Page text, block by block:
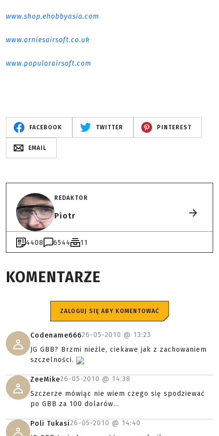
www.shop.ehobbyasia.com
www.arniesairsoft.co.uk
www.popularairsoft.com
FACEBOOK TWITTER PINTEREST
EMAIL
REDAKTOR
Piotr
4408 6544 11
KOMENTARZE
ZALOGUJ SIĘ ABY KOMENTOWAĆ
Codename66626-05-2010 @ 13:23
JG GBB? Brzmi nieźle, ciekawe jak z zachowaniem
szczelności.
ZeeMike26-05-2010 @ 14:38
Szczerze mówiąc nie wiem czego się spodziewać
po GBB za 100 dolarów...
Poli Tukasi26-05-2010 @ 14:40